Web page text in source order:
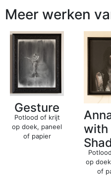
Meer werken
Gesture
Potlood of krijt
op doek, paneel
of papier
with
op
of